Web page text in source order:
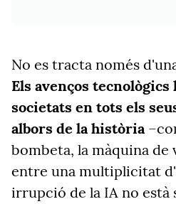
No es tracta només
Els avenços tecnològics
societats en tots els
albors de la història
bombeta, la màquina de
entre una multiplicitat
irrupció de la IA no està